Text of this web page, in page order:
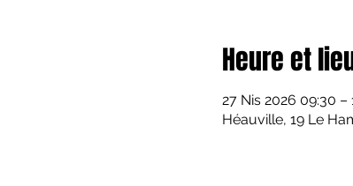
Heure et
27 Nis 2026 09:30 –
Héauville, 19 Le